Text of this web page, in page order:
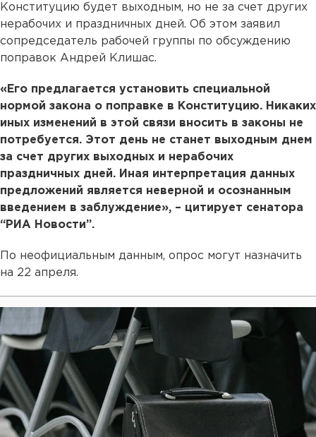
Конституцию будет выходным, но не за счет других
нерабочих и праздничных дней. Об этом заявил
сопредседатель рабочей группы по обсуждению
поправок Андрей Клишас.
«Его предлагается установить специальной
нормой закона о поправке в Конституцию. Никаких
иных изменений в этой связи вносить в законы не
потребуется. Этот день не станет выходным днем
за счет других выходных и нерабочих
праздничных дней. Иная интерпретация данных
предложений является неверной и осознанным
введением в заблуждение», – цитирует сенатора
“РИА Новости”.
По неофициальным данным, опрос могут назначить
на 22 апреля.